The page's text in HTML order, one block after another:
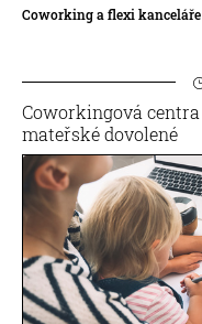
Coworking a flexi kanceláře
Coworkingová
mateřské dovolené